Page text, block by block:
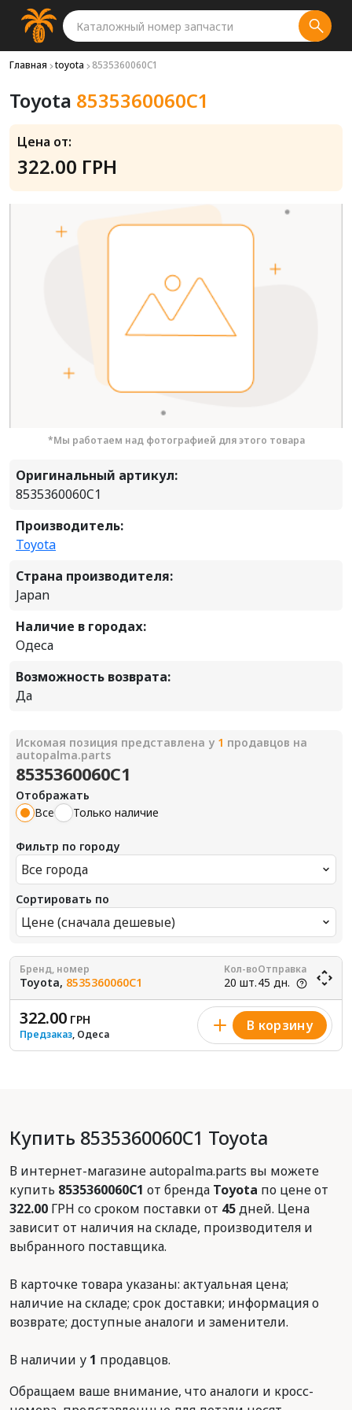
Главная toyota 8535360060C1
Toyota 8535360060C1
Цена от:
322.00 ГРН
*Мы работаем над фотографией для этого товара
Оригинальный артикул:
8535360060C1
Производитель:
Toyota
Страна производителя:
Japan
Наличие в городах:
Одеса
Возможность возврата:
Да
Искомая позиция представлена у 1 продавцов на
autopalma.parts
8535360060C1
Отображать
Все
Только наличие
Фильтр по городу
Все города
Сортировать по
Цене (сначала дешевые)
Бренд, номер
Toyota, 8535360060C1
Кол-во
20 шт.
Отправка
45 дн.
322.00 ГРН
Предзаказ, Одеса
В корзину
Купить 8535360060C1 Toyota
В интернет-магазине autopalma.parts вы можете
купить 8535360060C1 от бренда Toyota по цене от
322.00 ГРН со сроком поставки от 45дней. Цена
зависит от наличия на складе, производителя и
выбранного поставщика.
В карточке товара указаны: актуальная цена;
наличие на складе; срок доставки; информация о
возврате; доступные аналоги и заменители.
В наличии у 1 продавцов.
Обращаем ваше внимание, что аналоги и кросс-